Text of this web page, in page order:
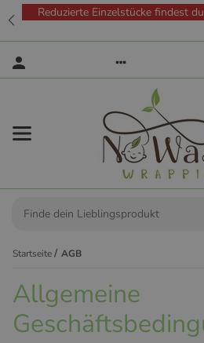
Reduzierte Einzelstücke findest
Startseite AGB
Allgemeine